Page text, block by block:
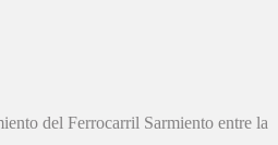
del Ferrocarril Sarmiento entre la